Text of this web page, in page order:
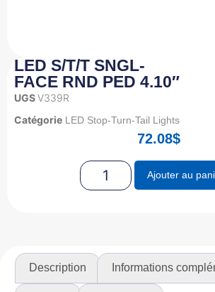
LED S/T/T SNGL-
FACE RND PED 4.10″
UGSV339R
Catégorie LED Stop-Turn-Tail Lights
72.08$
Ajouter au
Description Informations